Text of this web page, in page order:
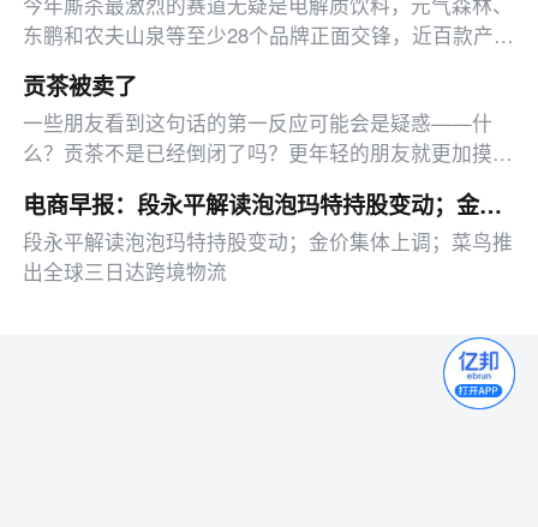
东鹏和农夫山泉等至少28个品牌正面交锋，近百款产品
贡茶被卖了
一些朋友看到这句话的第一反应可能会是疑惑——什
么？贡茶不是已经倒闭了吗？更年轻的朋友就更加摸不
电商早报：段永平解读泡泡玛特持股变动；金价集体上调；菜鸟推出全球三日达跨境物流
段永平解读泡泡玛特持股变动；金价集体上调；菜鸟推
出全球三日达跨境物流